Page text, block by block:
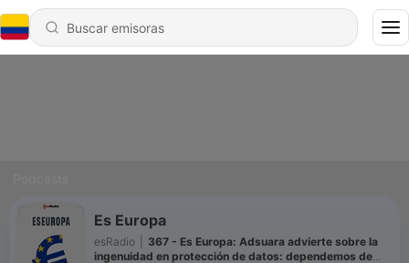
Es Europa
esRadio
367 - Es Europa: Adsuara advierte sobre la
ingenuidad en protección de datos: dependemos de